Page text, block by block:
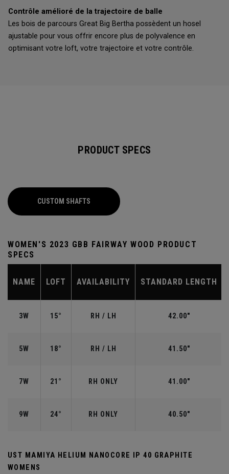
Contrôle amélioré de la trajectoire de balle
Les bois de parcours Great Big Bertha possèdent un hosel
ajustable pour vous offrir encore plus de polyvalence en
optimisant votre loft, votre trajectoire et votre contrôle.
PRODUCT SPECS
CUSTOM SHAFTS
WOMEN'S 2023 GBB FAIRWAY WOOD PRODUCT
SPECS
NAME LOFT AVAILABILITY STANDARD LENGTH
3W 15° RH / LH 42.00"
5W 18° RH / LH 41.50"
7W 21° RH ONLY 41.00"
9W 24° RH ONLY 40.50"
UST MAMIYA HELIUM NANOCORE IP 40 GRAPHITE
WOMENS